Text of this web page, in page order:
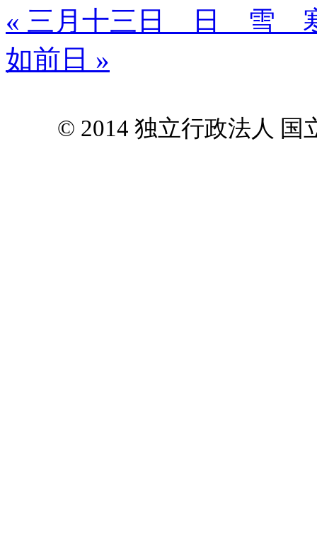
« 三月十三日 日 雪
如前日 »
© 2014 独立行政法人 国